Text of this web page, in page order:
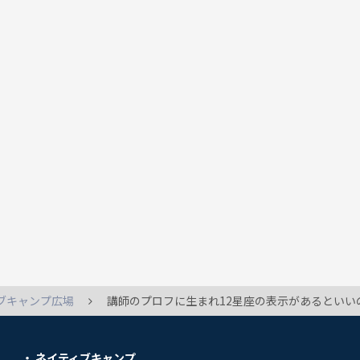
キャンプ広場 講師のプロフに生まれ12星座の表示があるといい